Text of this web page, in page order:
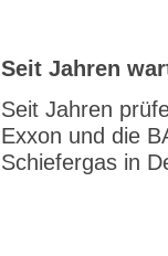
Seit Jahren
Seit Jahren
Exxon und die
Schiefergas in